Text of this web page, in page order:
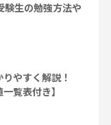
験生の勉強方法や
やすく解説！
覧表付き】